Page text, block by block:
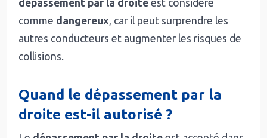
dépassement par la droite est considéré
comme dangereux, car il peut surprendre les
autres conducteurs et augmenter les risques de
collisions.
Quand le dépassement par la
droite est-il autorisé ?